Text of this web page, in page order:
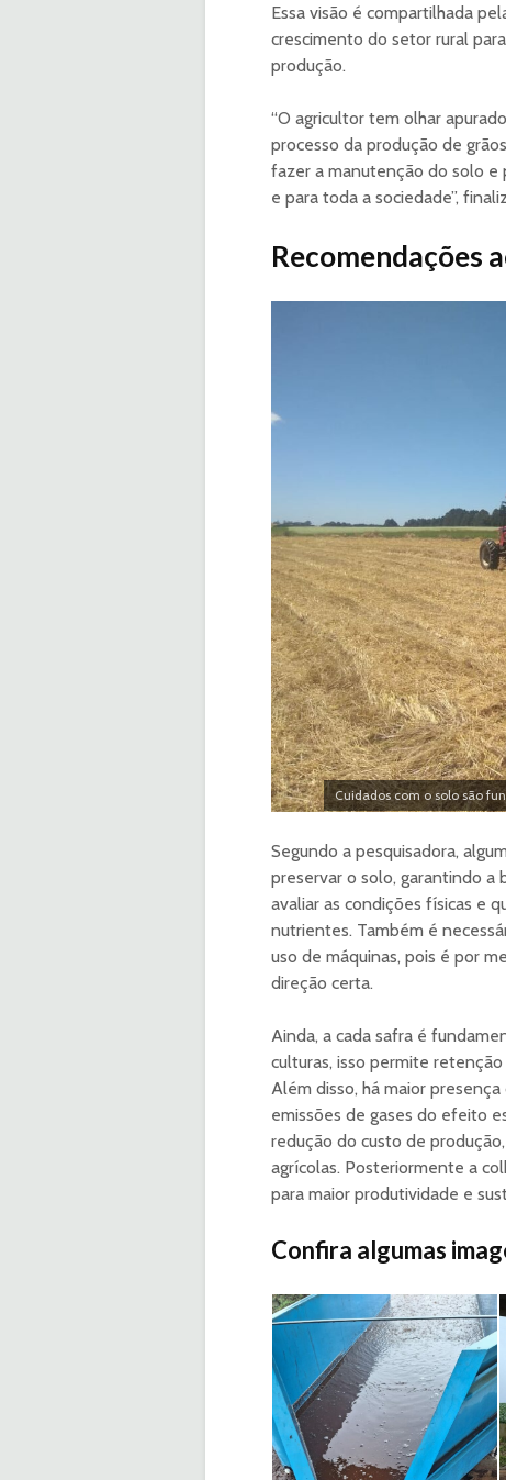
Essa visão é compartilhada
crescimento do setor rural
produção.
“O agricultor tem olhar
processo da produção de
fazer a manutenção do solo e
e para toda a sociedade”,
Recomendações
Cuidados com o solo são
Segundo a pesquisadora,
preservar o solo, garantindo a
avaliar as condições físicas e
nutrientes. Também é
uso de máquinas, pois é por
direção certa.
Ainda, a cada safra é
culturas, isso permite
Além disso, há maior
emissões de gases do efeito
redução do custo de
agrícolas. Posteriormente a
para maior produtividade e
Confira algumas